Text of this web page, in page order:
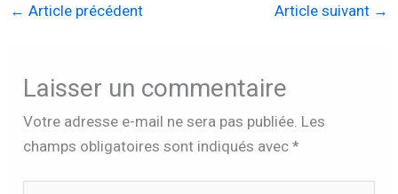
← Article précédent Article suivant →
Laisser un commentaire
Votre adresse e-mail ne sera pas publiée. Les
champs obligatoires sont indiqués avec*